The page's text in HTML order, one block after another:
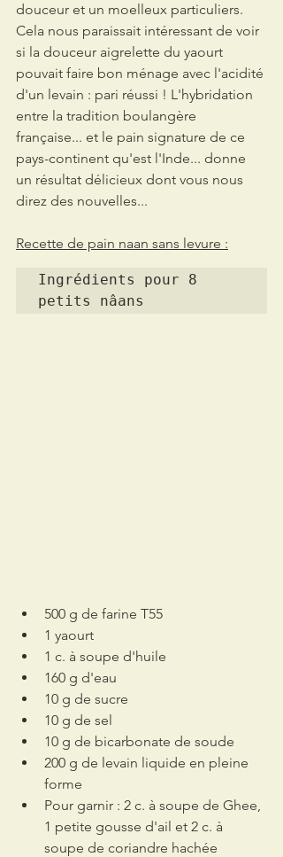
douceur et un moelleux particuliers.
Cela nous paraissait intéressant de voir
si la douceur aigrelette du yaourt
pouvait faire bon ménage avec l'acidité
d'un levain : pari réussi ! L'hybridation
entre la tradition boulangère
française... et le pain signature de ce
pays-continent qu'est l'Inde... donne
un résultat délicieux dont vous nous
direz des nouvelles...
Recette de pain naan sans levure :
Ingrédients pour 8
petits nâans
500 g de farine T55
1 yaourt
1 c. à soupe d'huile
160 g d'eau
10 g de sucre
10 g de sel
10 g de bicarbonate de soude
200 g de levain liquide en pleine
forme
Pour garnir : 2 c. à soupe de Ghee,
1 petite gousse d'ail et 2 c. à
soupe de coriandre hachée